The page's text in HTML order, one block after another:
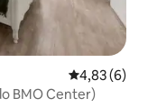
4,83 de uma
4,83 (6)
BMO Center)